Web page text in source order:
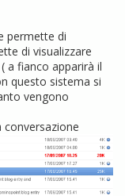
permette di
di visualizzare
a fianco apparirà il
questo sistema si
vengono